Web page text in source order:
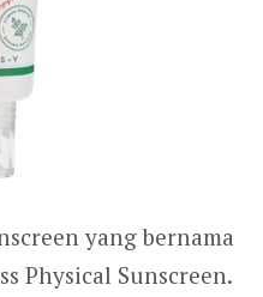
yang bernama
Physical Sunscreen.